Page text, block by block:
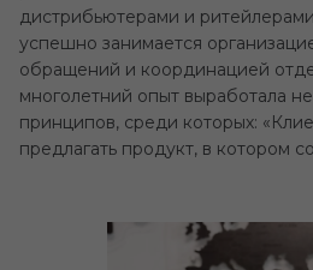
дистрибьютерами и
успешно занимается
обращений и координацией
многолетний опыт выработала
принципов, среди которых:
предлагать продукт, в котором